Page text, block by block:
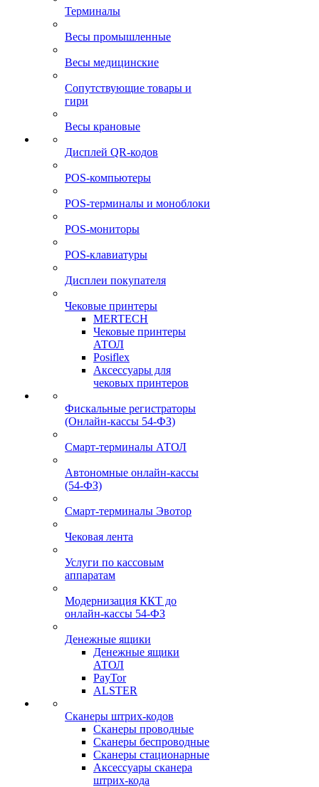
Терминалы
Весы промышленные
Весы медицинские
Сопутствующие товары и
гири
Весы крановые
Дисплей QR-кодов
POS-компьютеры
POS-терминалы и моноблоки
POS-мониторы
POS-клавиатуры
Дисплеи покупателя
Чековые принтеры
MERTECH
Чековые принтеры
АТОЛ
Posiflex
Аксессуары для
чековых принтеров
Фискальные регистраторы
(Онлайн-кассы 54-ФЗ)
Смарт-терминалы АТОЛ
Автономные онлайн-кассы
(54-ФЗ)
Смарт-терминалы Эвотор
Чековая лента
Услуги по кассовым
аппаратам
Модернизация ККТ до
онлайн-кассы 54-ФЗ
Денежные ящики
Денежные ящики
АТОЛ
PayTor
ALSTER
Сканеры штрих-кодов
Сканеры проводные
Сканеры беспроводные
Сканеры стационарные
Аксессуары сканера
штрих-кода